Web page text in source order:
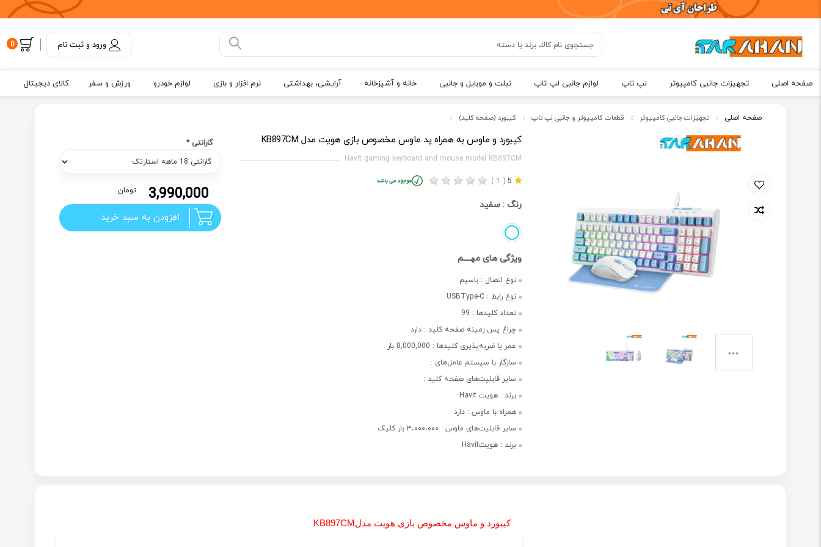
ورود و ثبت نام 0
صفحه اصلی تجهیزات جانبی کامپیوتر لپ تاپ لوازم جانبی لپ تاپ تبلت و موبایل و جانبی خانه و آشپزخانه آرایشی، بهداشتی نرم افزار و بازی لوازم خودرو ورزش و سفر کالای دیجیتال
صفحه اصلی تجهیزات جانبی کامپیوتر قطعات کامپیوتر و جانبی لپ تاپ کیبورد (صفحه کلید)
کیبورد و ماوس به همراه پد ماوس مخصوص بازی هویت مدل KB897CM
Havit gaming keyboard and mouse model KB897CM
5
( 1 )
رنگ : سفید
ویژگی های مهــــم
نوع اتصال :باسیم
نوع رابط :USBType-C
تعداد کلیدها : 99
چراغ‌ پس زمینه صفحه کلید :دارد
عمر یا ضربه‌پذیری کلیدها : 8,000,000 بار
سازگار با سیستم عامل‌های :
سایر قابلیت‌های صفحه کلید :
برند :هویت Havit
همراه با ماوس :دارد
سایر قابلیت‌های ماوس : ۳،۰۰۰،۰۰۰ بار کلیک
برند :هویتHavit
گارانتی*
3,990,000 تومان
افزودن به سبد خرید
کیبورد و ماوس مخصوص بازی هویت مدلKB897CM